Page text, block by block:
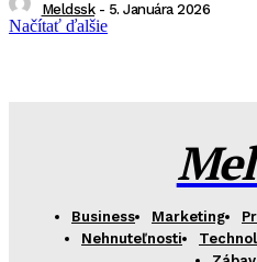
Meldssk - 5. Januára 2026
Načítať ďalšie
Business Marketing
Nehnuteľnosti